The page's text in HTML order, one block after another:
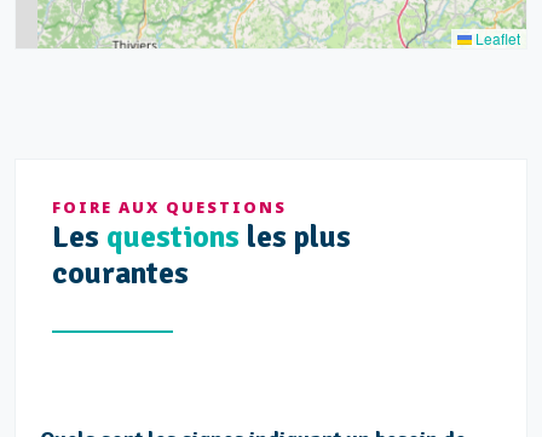
Leaflet
FOIRE AUX QUESTIONS
Les questions les plus
courantes